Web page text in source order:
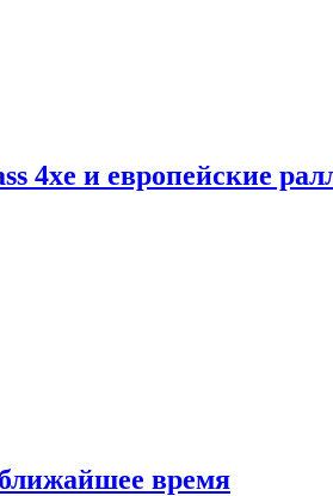
4xe и европейские
время